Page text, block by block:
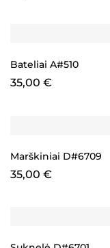
Bateliai A#510
35,00 €
Marškiniai D#6709
35,00 €